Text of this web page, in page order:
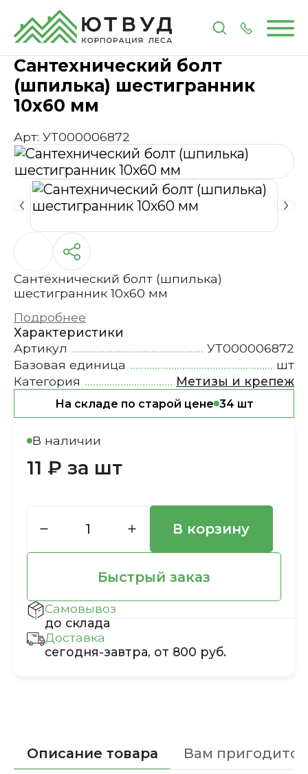
ГлавнаяКаталогМетизы и крепеж
Сантехнический болт
(шпилька) шестигранник
10х60 мм
Арт: УТ000006872
Сантехнический болт (шпилька)
шестигранник 10х60 мм
Подробнее
Характеристики
Артикул
УТ000006872
Базовая единица
шт
Категория
Метизы и крепеж
На складе по старой цене 34 шт
В наличии
11 ₽ за шт
В корзину
Быстрый заказ
Самовывоз
до склада
Доставка
сегодня-завтра, от 800 руб.
Описание товара Вам пригодится